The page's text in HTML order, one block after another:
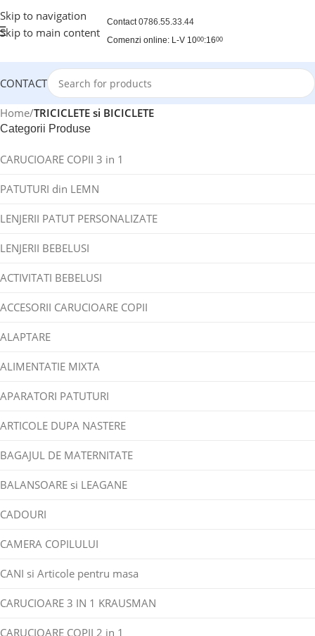
Skip to navigation
Skip to main content
Contact0786.55.33.44
Comenzi online: L-V 1000:1600
CONTACT
Home/TRICICLETE si BICICLETE
Categorii Produse
CARUCIOARE COPII 3 in 1
PATUTURI din LEMN
LENJERII PATUT PERSONALIZATE
LENJERII BEBELUSI
ACTIVITATI BEBELUSI
ACCESORII CARUCIOARE COPII
ALAPTARE
ALIMENTATIE MIXTA
APARATORI PATUTURI
ARTICOLE DUPA NASTERE
BAGAJUL DE MATERNITATE
BALANSOARE si LEAGANE
CADOURI
CAMERA COPILULUI
CANI si Articole pentru masa
CARUCIOARE 3 IN 1 KRAUSMAN
CARUCIOARE COPII 2 in 1